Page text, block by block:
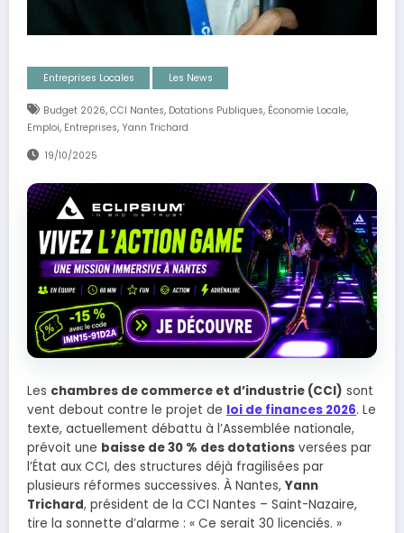
Entreprises Locales Les News
Budget 2026, CCI Nantes, Dotations Publiques, Économie Locale,
Emploi, Entreprises, Yann Trichard
19/10/2025
Les chambres de commerce et d’industrie (CCI) sont
vent debout contre le projet de loi de finances 2026. Le
texte, actuellement débattu à l’Assemblée nationale,
prévoit une baisse de 30 % des dotations versées par
l’État aux CCI, des structures déjà fragilisées par
plusieurs réformes successives. À Nantes, Yann
Trichard, président de la CCI Nantes – Saint-Nazaire,
tire la sonnette d’alarme : « Ce serait 30 licenciés. »